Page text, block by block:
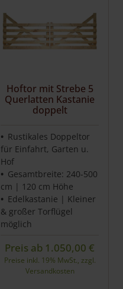
Hoftor mit Strebe 5
Querlatten Kastanie
doppelt
Rustikales Doppeltor
für Einfahrt, Garten u.
Hof
Gesamtbreite: 240-500
cm | 120 cm Höhe
Edelkastanie | Kleiner
& großer Torflügel
möglich
Preis ab 1.050,00€
Preise inkl. 19% MwSt., zzgl.
Versandkosten